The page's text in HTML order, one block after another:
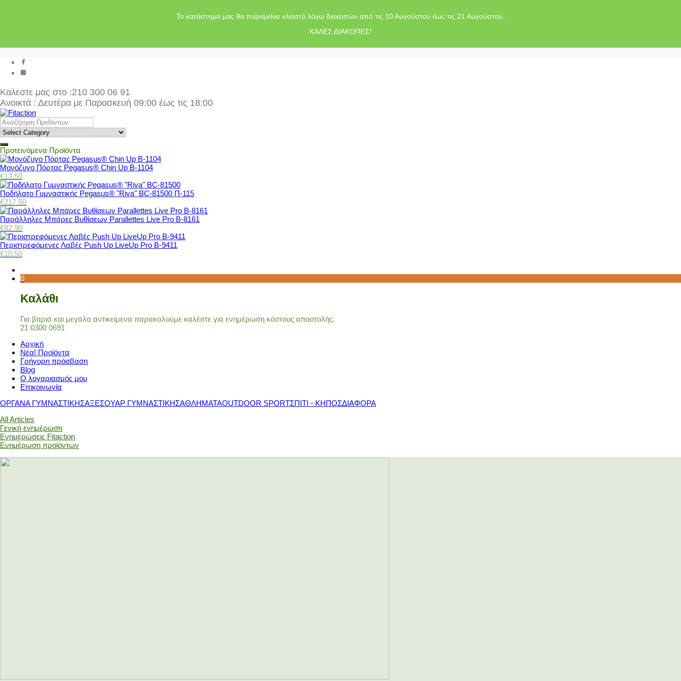
Το κατάστημα μας θα παραμείνει κλειστό λόγω διακοπών από τις 10 Αυγούστου έως τις 21 Αυγούστου.
ΚΑΛΕΣ ΔΙΑΚΟΠΕΣ!
Καλεστε μας στο :210 300 06 91
Ανοικτά : Δευτέρα με Παρασκευή 09:00 έως τις 18:00
Προτεινόμενα Προϊόντα
Μονόζυγο Πόρτας Pegasus® Chin Up Β-1104
€13.50
Ποδήλατο Γυμναστικής Pegasus® "Riva" BC-81500 Π-115
€217.50
Παράλληλες Μπάρες Βυθίσεων Parallettes Live Pro Β-8161
€82.90
Περιστρεφόμενες Λαβές Push Up LiveUp Pro Β-9411
€10.50
0
Καλάθι
Για βαριά και μεγάλα αντικείμενα παρακαλούμε καλέστε για ενημέρωση κόστους αποστολής.
21 0300 0691
Αρχική
Νέα! Προϊόντα
Γρήγορη πρόσβαση
Blog
Ο λογαριασμός μου
Επικοινωνία
ΟΡΓΑΝΑ ΓΥΜΝΑΣΤΙΚΗΣΑΞΕΣΟΥΑΡ ΓΥΜΝΑΣΤΙΚΗΣΑΘΛΗΜΑΤΑOUTDOOR SPORTΣΠΙΤΙ - ΚΗΠΟΣΔΙΑΦΟΡΑ
All Articles
Γενική ενημέρωση
Ενημερώσεις Fitaction
Ενημέρωση προϊόντων